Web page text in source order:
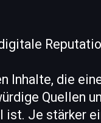
Inhalte, die
Quellen
Je stärker